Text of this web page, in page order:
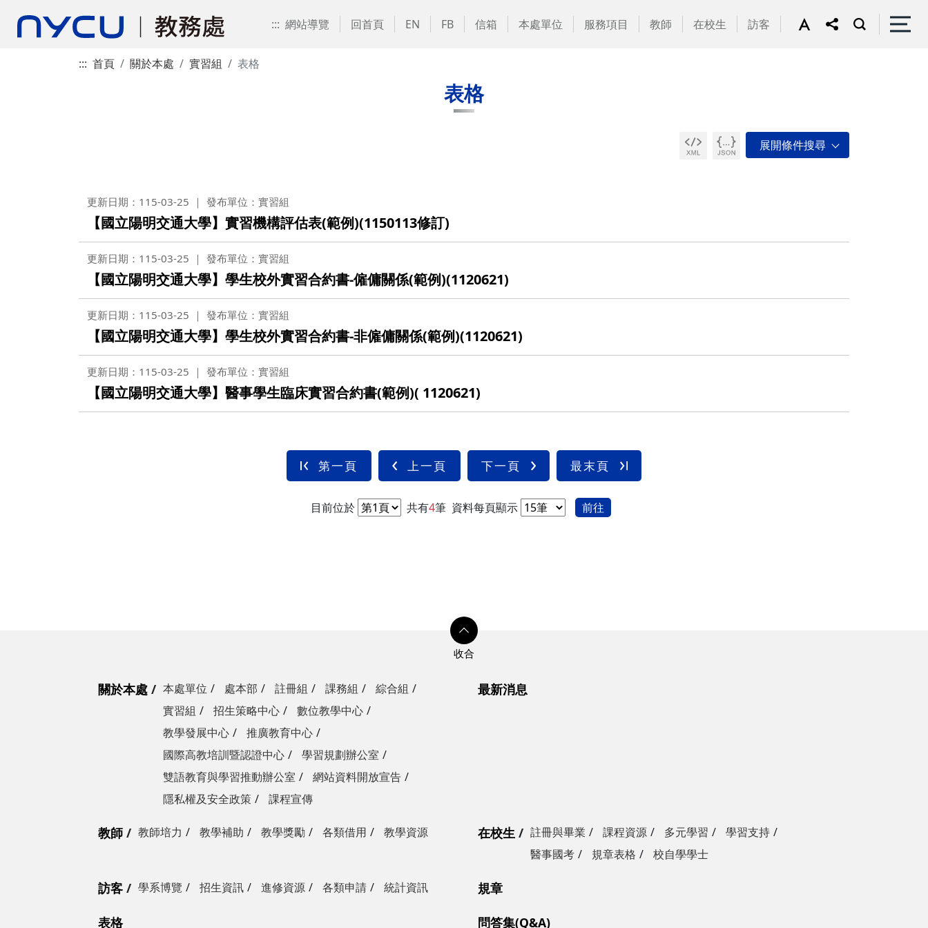
::: 網站導覽 回首頁 EN FB 信箱 本處單位 服務項目 教師 在校生 訪客
::: 首頁 關於本處 實習組 表格
表格
更新日期：115-03-25 發布單位：實習組
【國立陽明交通大學】實習機構評估表(範例)(1150113修訂)
更新日期：115-03-25 發布單位：實習組
【國立陽明交通大學】學生校外實習合約書-僱傭關係(範例)(1120621)
更新日期：115-03-25 發布單位：實習組
【國立陽明交通大學】學生校外實習合約書-非僱傭關係(範例)(1120621)
更新日期：115-03-25 發布單位：實習組
【國立陽明交通大學】醫事學生臨床實習合約書(範例)( 1120621)
第一頁 上一頁 下一頁 最末頁
目前位於 共有4筆 資料每頁顯示 前往
關於本處 本處單位 處本部 註冊組 課務組
綜合組
實習組
招生策略中心
數位教學中心
教學發展中心
推廣教育中心
國際高教培訓暨認證中心
學習規劃辦公室
雙語教育與學習推動辦公室
網站資料開放宣告
隱私權及安全政策
課程宣傳
最新消息
教師 教師培力 教學補助 教學獎勵 各類借用 教學資源 在校生 註冊與畢業 課程資源 多元學習
學習支持
醫事國考
規章表格 校自學學士
訪客 學系博覽 招生資訊 進修資源 各類申請 統計資訊 規章
表格 問答集(Q&A)